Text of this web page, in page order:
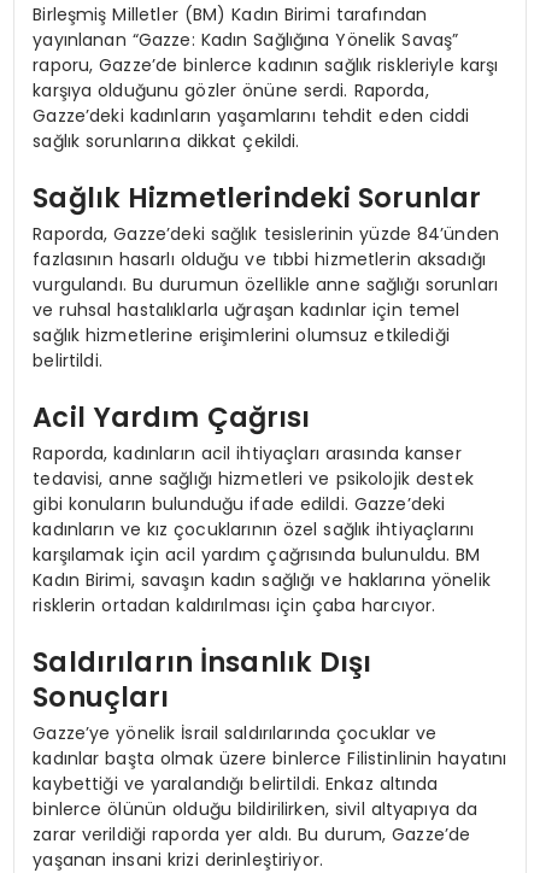
Birleşmiş Milletler (BM) Kadın Birimi tarafından
yayınlanan “Gazze: Kadın Sağlığına Yönelik Savaş”
raporu, Gazze’de binlerce kadının sağlık riskleriyle karşı
karşıya olduğunu gözler önüne serdi. Raporda,
Gazze’deki kadınların yaşamlarını tehdit eden ciddi
sağlık sorunlarına dikkat çekildi.
Sağlık Hizmetlerindeki Sorunlar
Raporda, Gazze’deki sağlık tesislerinin yüzde 84’ünden
fazlasının hasarlı olduğu ve tıbbi hizmetlerin aksadığı
vurgulandı. Bu durumun özellikle anne sağlığı sorunları
ve ruhsal hastalıklarla uğraşan kadınlar için temel
sağlık hizmetlerine erişimlerini olumsuz etkilediği
belirtildi.
Acil Yardım Çağrısı
Raporda, kadınların acil ihtiyaçları arasında kanser
tedavisi, anne sağlığı hizmetleri ve psikolojik destek
gibi konuların bulunduğu ifade edildi. Gazze’deki
kadınların ve kız çocuklarının özel sağlık ihtiyaçlarını
karşılamak için acil yardım çağrısında bulunuldu. BM
Kadın Birimi, savaşın kadın sağlığı ve haklarına yönelik
risklerin ortadan kaldırılması için çaba harcıyor.
Saldırıların İnsanlık Dışı
Sonuçları
Gazze’ye yönelik İsrail saldırılarında çocuklar ve
kadınlar başta olmak üzere binlerce Filistinlinin hayatını
kaybettiği ve yaralandığı belirtildi. Enkaz altında
binlerce ölünün olduğu bildirilirken, sivil altyapıya da
zarar verildiği raporda yer aldı. Bu durum, Gazze’de
yaşanan insani krizi derinleştiriyor.